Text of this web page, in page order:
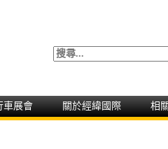
車展會 關於經緯國際 相